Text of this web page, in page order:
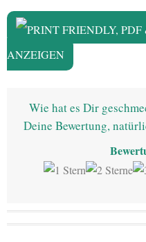
ANZEIGEN
Wie hat es Dir
Deine Bewertung,